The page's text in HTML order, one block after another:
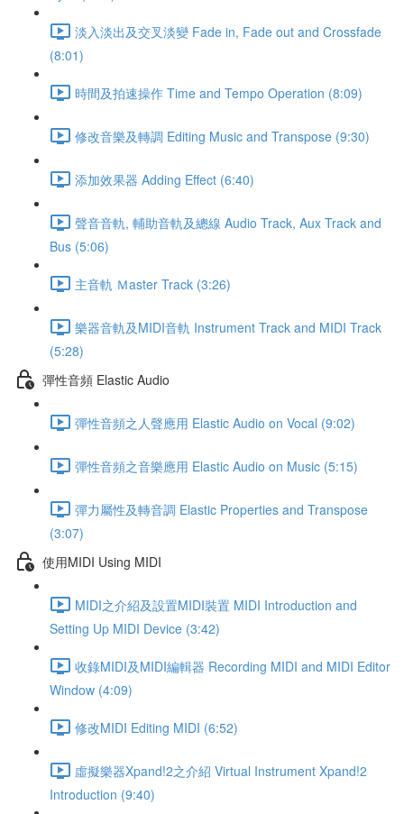
淡入淡出及交叉淡變 Fade in, Fade out and Crossfade
(8:01)
時間及拍速操作 Time and Tempo Operation (8:09)
修改音樂及轉調 Editing Music and Transpose (9:30)
添加效果器 Adding Effect (6:40)
聲音音軌, 輔助音軌及總線 Audio Track, Aux Track and
Bus (5:06)
主音軌 Ｍaster Track (3:26)
樂器音軌及MIDI音軌 Instrument Track and MIDI Track
(5:28)
彈性音頻 Elastic Audio
彈性音頻之人聲應用 Elastic Audio on Vocal (9:02)
彈性音頻之音樂應用 Elastic Audio on Music (5:15)
彈力屬性及轉音調 Elastic Properties and Transpose
(3:07)
使用MIDI Using MIDI
MIDI之介紹及設置MIDI裝置 MIDI Introduction and
Setting Up MIDI Device (3:42)
收錄MIDI及MIDI編輯器 Recording MIDI and MIDI Editor
Window (4:09)
修改MIDI Editing MIDI (6:52)
虛擬樂器Xpand!2之介紹 Virtual Instrument Xpand!2
Introduction (9:40)